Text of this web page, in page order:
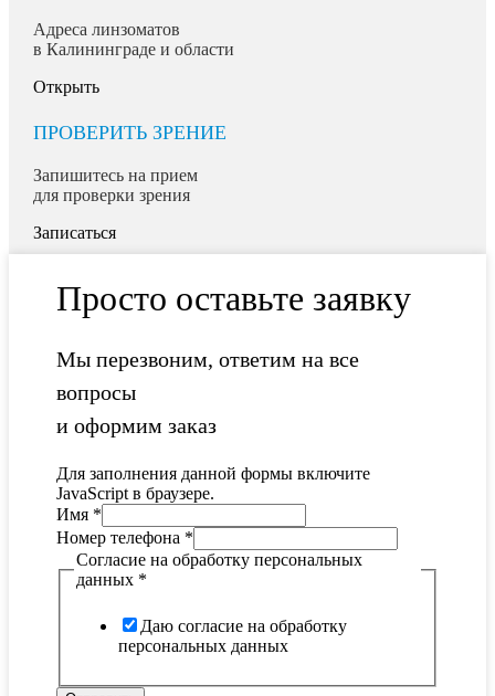
Адреса линзоматов
в Калининграде и области
Открыть
ПРОВЕРИТЬ ЗРЕНИЕ
Запишитесь на прием
для проверки зрения
Записаться
Просто оставьте заявку
Мы перезвоним, ответим на все
вопросы
и оформим заказ
Для заполнения данной формы включите
JavaScript в браузере.
Имя *
Номер телефона *
Согласие на обработку персональных
данных *
Даю согласие на обработку
персональных данных